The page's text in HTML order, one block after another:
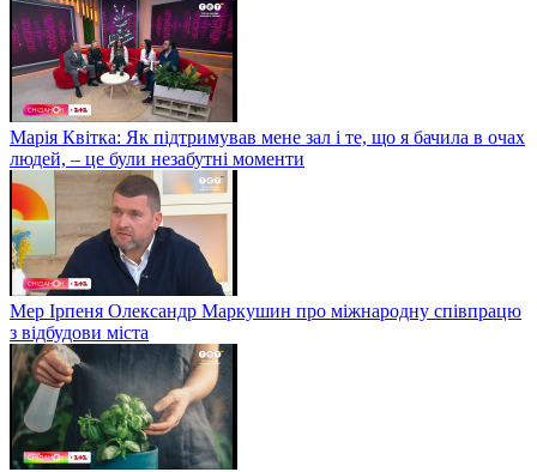
Марія Квітка: Як підтримував мене зал і те, що я бачила в очах
людей, – це були незабутні моменти
Мер Ірпеня Олександр Маркушин про міжнародну співпрацю
з відбудови міста